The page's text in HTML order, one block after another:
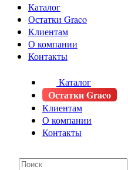
Каталог
Остатки Graco
Клиентам
О компании
Контакты
Каталог
Остатки Graco
Клиентам
О компании
Контакты